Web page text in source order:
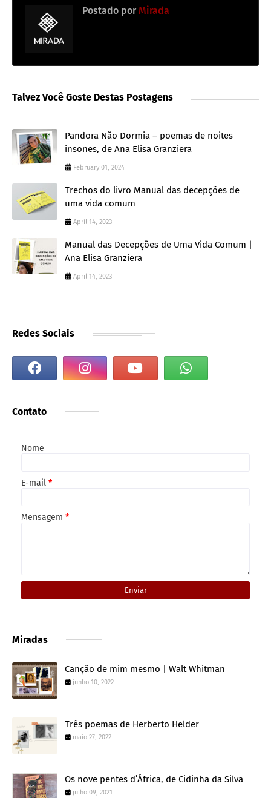
Postado por Mirada
Talvez Você Goste Destas Postagens
Pandora Não Dormia – poemas de noites
insones, de Ana Elisa Granziera
February 01, 2024
Trechos do livro Manual das decepções de
uma vida comum
April 14, 2023
Manual das Decepções de Uma Vida Comum |
Ana Elisa Granziera
April 14, 2023
Redes Sociais
Contato
Nome
E-mail *
Mensagem *
Miradas
Canção de mim mesmo | Walt Whitman
junho 10, 2022
Três poemas de Herberto Helder
maio 27, 2022
Os nove pentes d’África, de Cidinha da Silva
julho 09, 2021